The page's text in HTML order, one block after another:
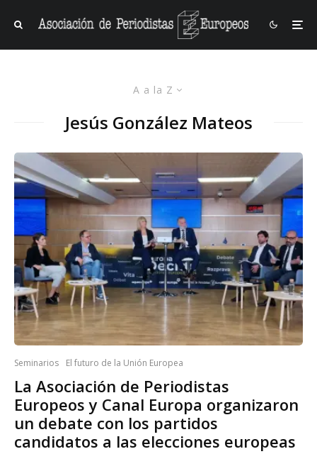
A a la Z
Jesús González Mateos
Seminarios El futuro de la Unión Europea
La Asociación de Periodistas
Europeos y Canal Europa organizaron
un debate con los partidos
candidatos a las elecciones europeas